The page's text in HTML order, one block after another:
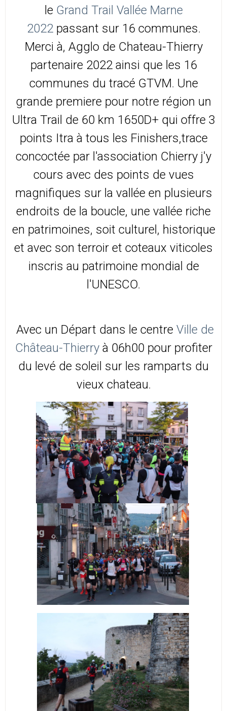
le Grand Trail Vallée Marne
2022passant sur 16 communes.
Merci à, Agglo de Chateau-Thierry
partenaire 2022 ainsi que les 16
communes du tracé GTVM. Une
grande premiere pour notre région un
Ultra Trail de 60 km 1650D+ qui offre 3
points Itra à tous les Finishers,trace
concoctée par l'association Chierry j'y
cours avec des points de vues
magnifiques sur la vallée en plusieurs
endroits de la boucle, une vallée riche
en patrimoines, soit culturel, historique
et avec son terroir et coteaux viticoles
inscris au patrimoine mondial de
l'UNESCO.
Avec un Départ dans le centre Ville de
Château-Thierryà 06h00 pour profiter
du levé de soleil sur les ramparts du
vieux chateau.